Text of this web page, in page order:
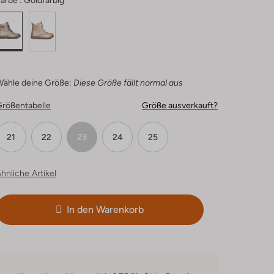
deine Größe: Diese Größe fällt normal aus
Größe ausverkauft?
21 22 23 24 25
Artikel
In den Warenkorb